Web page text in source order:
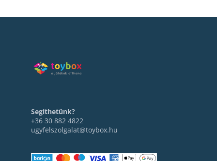
Segíthetünk?
+36 30 882 4822
ugyfelszolgalat@toybox.hu